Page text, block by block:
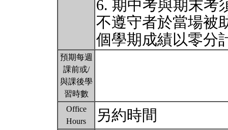
6. 期中考與期末考
不遵守者於當場被
個學期成績以零分
預期每週
課前或/
與課後學
習時數
Office
Hours
另約時間